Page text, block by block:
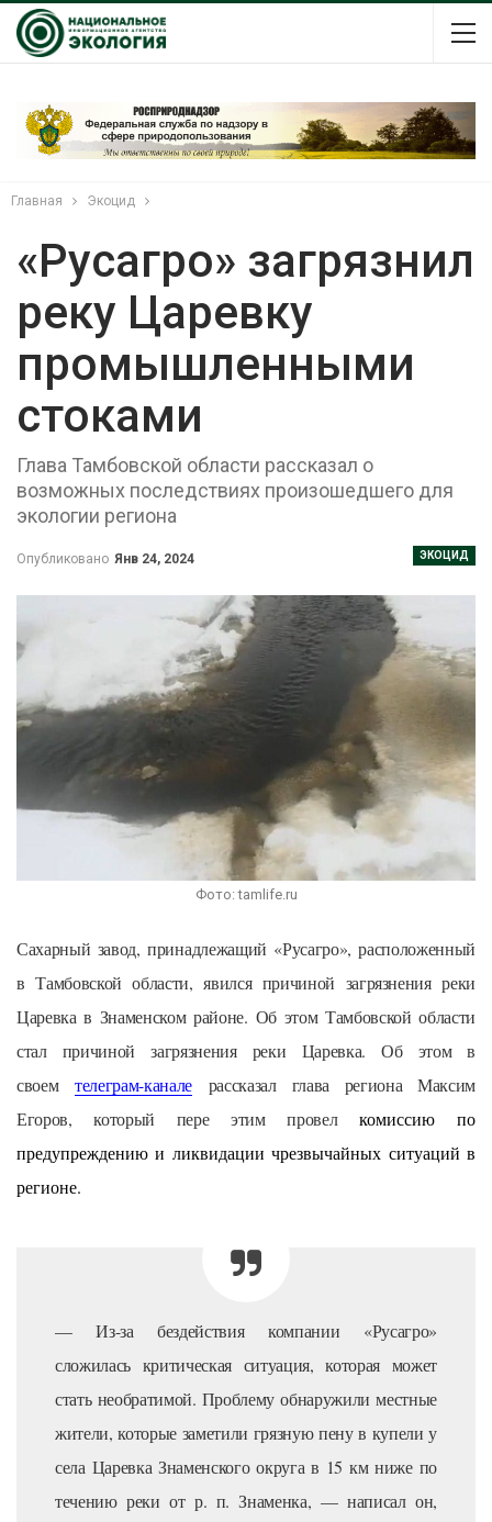
Главная Экоцид
«Русагро» загрязнил
реку Царевку
промышленными
стоками
Глава Тамбовской области рассказал о
возможных последствиях произошедшего для
экологии региона
ЭКОЦИД
Опубликовано Янв 24, 2024
Фото: tamlife.ru
Сахарный завод, принадлежащий «Русагро», расположенный
в Тамбовской области, явился причиной загрязнения реки
Царевка в Знаменском районе. Об этом Тамбовской области
стал причиной загрязнения реки Царевка. Об этом в
своемтелеграм-канале рассказал глава региона Максим
Егоров, который пере этим провел комиссию по
предупреждению и ликвидации чрезвычайных ситуаций в
регионе.
— Из-за бездействия компании «Русагро»
сложилась критическая ситуация, которая может
стать необратимой. Проблему обнаружили местные
жители, которые заметили грязную пену в купели у
села Царевка Знаменского округа в 15 км ниже по
течению реки от р. п. Знаменка, — написал он,